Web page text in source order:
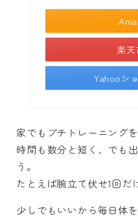
楽
Yahooシ
家でもプチトレーニング
時間も数分と短く、でも
う。
たとえば腕立て伏せ1回だ
少しでもいいから毎日体